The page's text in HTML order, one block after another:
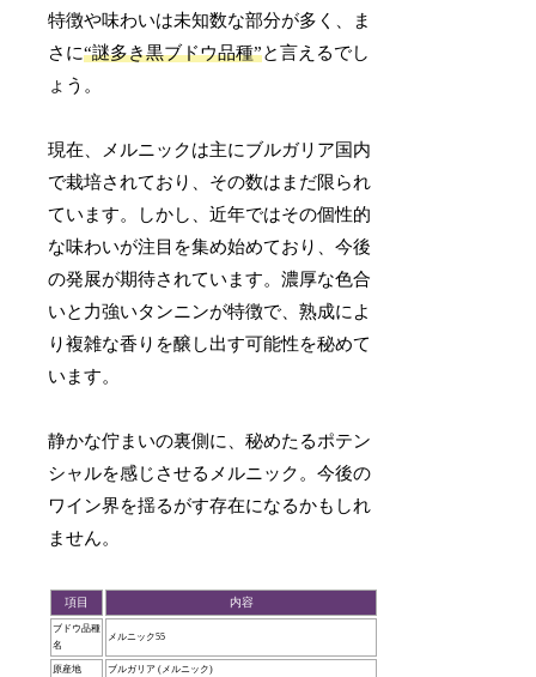
特徴や味わいは未知数な部分が多く、ま
さに“謎多き黒ブドウ品種”と言えるでし
ょう。
現在、メルニックは主にブルガリア国内
で栽培されており、その数はまだ限られ
ています。しかし、近年ではその個性的
な味わいが注目を集め始めており、今後
の発展が期待されています。濃厚な色合
いと力強いタンニンが特徴で、熟成によ
り複雑な香りを醸し出す可能性を秘めて
います。
静かな佇まいの裏側に、秘めたるポテン
シャルを感じさせるメルニック。今後の
ワイン界を揺るがす存在になるかもしれ
ません。
項目 内容
ブドウ品種
名
メルニック55
原産地 ブルガリア (メルニック)